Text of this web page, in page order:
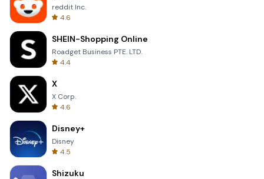
reddit Inc.
4.6
SHEIN-Shopping Online
Roadget Business PTE. LTD.
4.4
X
X Corp.
4.6
Disney+
Disney
4.5
Shizuku